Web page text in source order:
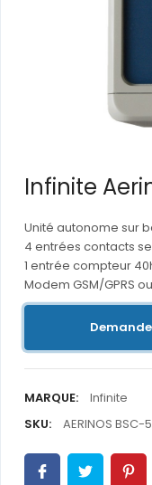
Infinite
Unité autonome sur
4 entrées contacts
1 entrée compteur
Modem GSM/GPRS ou
MARQUE:
Infinite
SKU:
AERINOS BSC-